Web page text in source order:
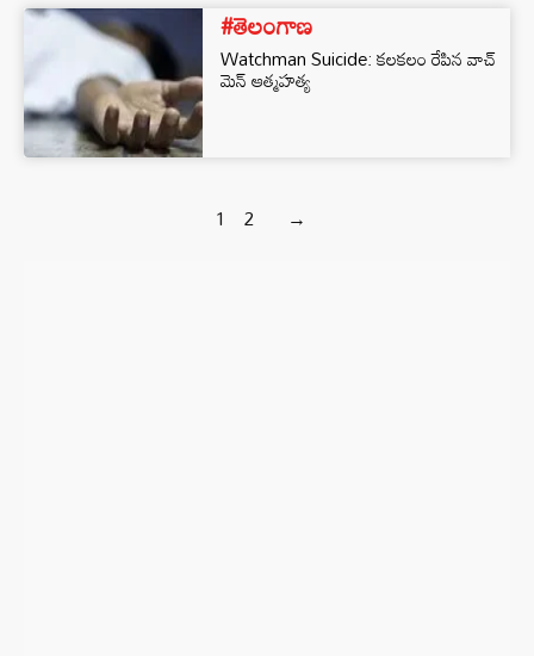
#తెలంగాణ
Watchman Suicide: కలకలం రేపిన వాచ్
మెన్ ఆత్మహత్య
1 2 →